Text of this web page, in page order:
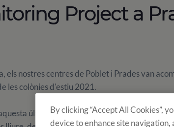
Project a
els nostres centres de Poblet i Prades van
les colònies d'estiu 2021.
última setmana, també s'ha realitzat el
By clicking “Accept All Cookies”,
device to enhance site navigation,